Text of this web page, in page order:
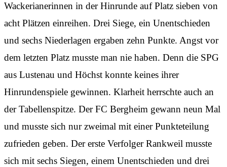
Wackerianerinnen in der Hinrunde auf Platz sieben von
acht Plätzen einreihen. Drei Siege, ein Unentschieden
und sechs Niederlagen ergaben zehn Punkte. Angst vor
dem letzten Platz musste man nie haben. Denn die SPG
aus Lustenau und Höchst konnte keines ihrer
Hinrundenspiele gewinnen. Klarheit herrschte auch an
der Tabellenspitze. Der FC Bergheim gewann neun Mal
und musste sich nur zweimal mit einer Punkteteilung
zufrieden geben. Der erste Verfolger Rankweil musste
sich mit sechs Siegen, einem Unentschieden und drei